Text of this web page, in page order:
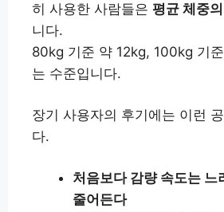
히 사용한 사람들은 평균 체중
니다.
80kg 기준 약 12kg, 100kg 기
는 수준입니다.
장기 사용자의 후기에는 이런
다.
처음보다 감량 속도는 느
줄어든다